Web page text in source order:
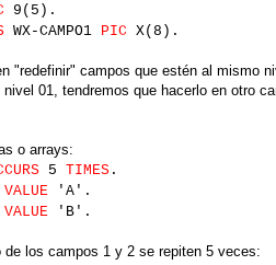
9(5).
WX-CAMPO1 PIC X(8).
"redefinir" campos que estén al mismo
01, tendremos que hacerlo en otro
o arrays:
5 TIMES .
VALUE 'A'.
VALUE 'B'.
de los campos 1 y 2 se repiten 5 veces: